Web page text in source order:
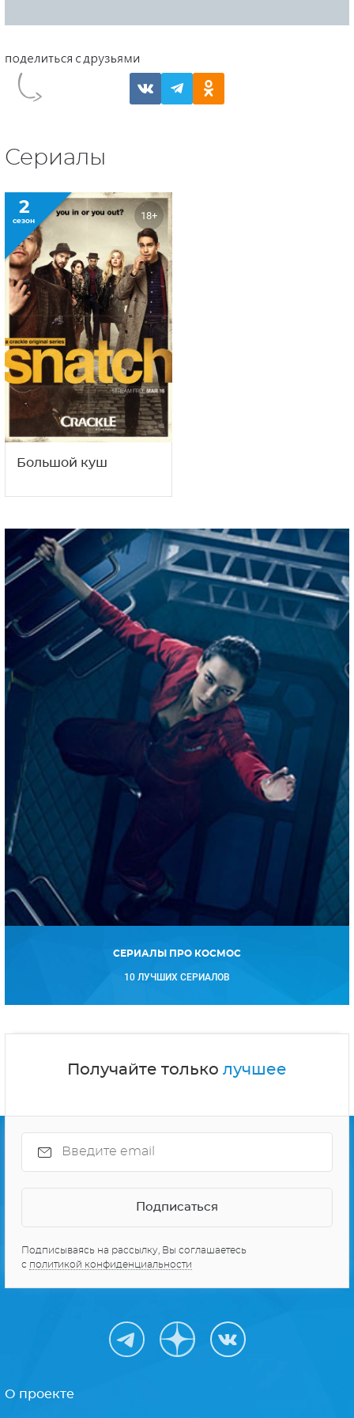
Сериалы
2
сезон 18+
Большой куш
СЕРИАЛЫ ПРО КОСМОС
10 ЛУЧШИХ СЕРИАЛОВ
Получайте только лучшее
Подписываясь на рассылку, Вы соглашаетесь
с политикой конфиденциальности
О проекте